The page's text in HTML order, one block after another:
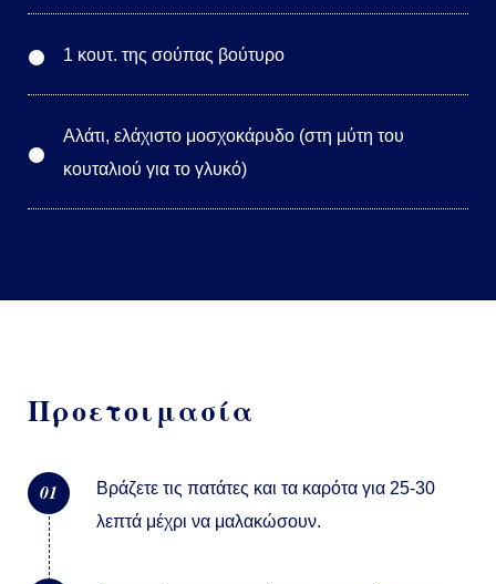
1 κουτ. της σούπας βούτυρο
Αλάτι, ελάχιστο μοσχοκάρυδο (στη μύτη του
κουταλιού για το γλυκό)
Προετοιμασία
01
Βράζετε τις πατάτες και τα καρότα για 25-30
λεπτά μέχρι να μαλακώσουν.